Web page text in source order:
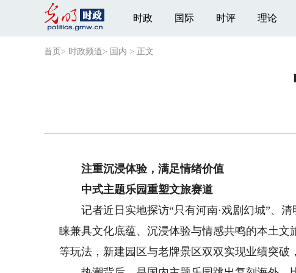
时政 国际 时评 理论
首页 > 时政频道> 国内 > 正文
注重沉浸体验，满足情绪价值
中式主题乐园重塑文旅赛道
记者近日实地探访“只有河南·戏剧幻城”、清
睐兼具文化底蕴、沉浸体验与情感共鸣的本土
等玩法，新建园区与老牌景区双双实现业绩突破